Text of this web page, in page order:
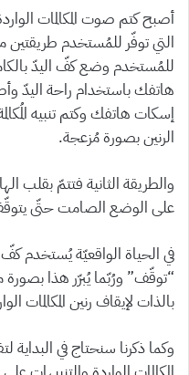
أصبح كتم صوت المكالمات
التي توفّر للمُستخدم
للمُستخدم وضع كفّ اليدّ
هاتفك باستخدام راحة اليدّ
إسكات هاتفك وكتم تنبيه
الرنين بصورة مُزعجة.
والطريقة الثانية فتتمّ بقلب
على الوضع الصامت حتّى
في الحياة الواقعيّة يُستخدم كفّ
“توقّف” ورُبّما يُبرّر هذا
بالذات لإيقاف رنين المكالمات
وكما ذكرنا سنحتاج في